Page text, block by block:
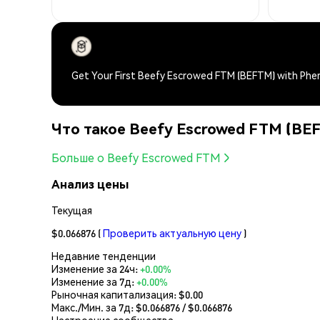
Get Your First Beefy Escrowed FTM (BEFTM) with
Что такое Beefy Escrowed FTM
Больше о Beefy Escrowed FTM
Анализ цены
Текущая
$0.066876 (Проверить актуальную цену )
Недавние тенденции
Изменение за 24ч:+0.00%
Изменение за 7д:+0.00%
Рыночная капитализация:$0.00
Макс./Мин. за 7д: $0.066876/ $0.066876